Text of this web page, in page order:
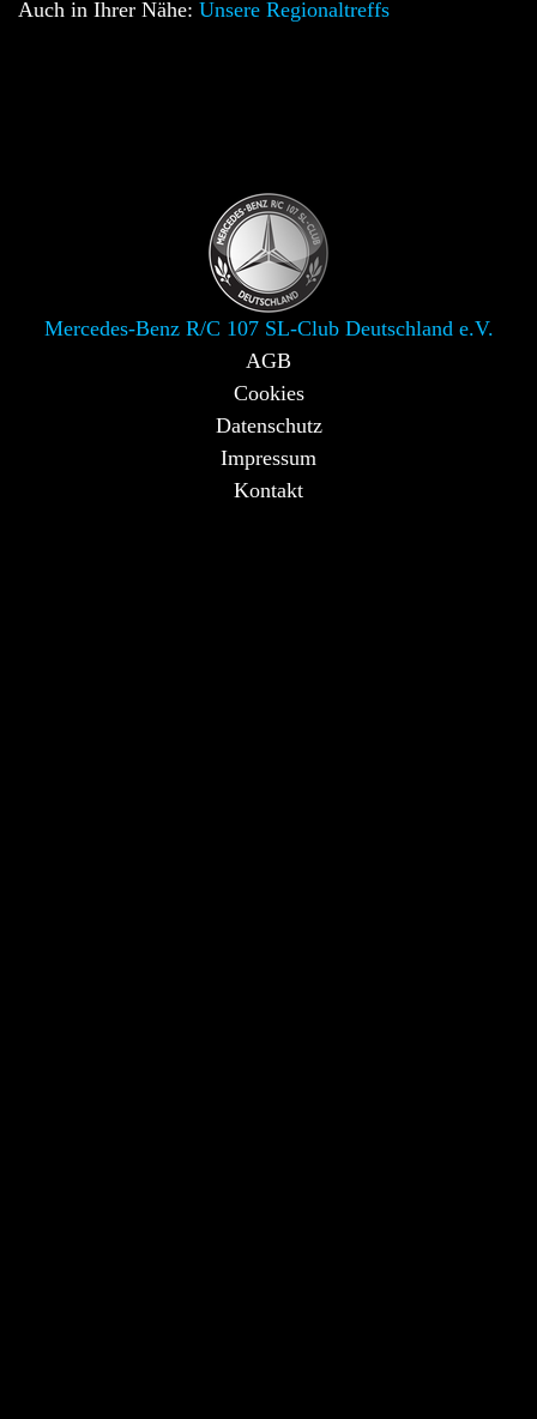
Auch in Ihrer Nähe: Unsere Regionaltreffs
Mercedes-Benz R/C 107 SL-Club Deutschland e.V.
AGB
Cookies
Datenschutz
Impressum
Kontakt